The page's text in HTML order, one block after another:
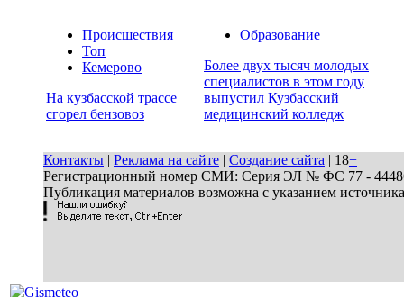
Происшествия
Топ
Кемерово
На кузбасской трассе
сгорел бензовоз
Образование
Более двух тысяч молодых
специалистов в этом году
выпустил Кузбасский
медицинский колледж
Контакты | Реклама на сайте | Создание сайта | 18+
Регистрационный номер СМИ: Серия ЭЛ № ФС 77 - 44486
Публикация материалов возможна с указанием